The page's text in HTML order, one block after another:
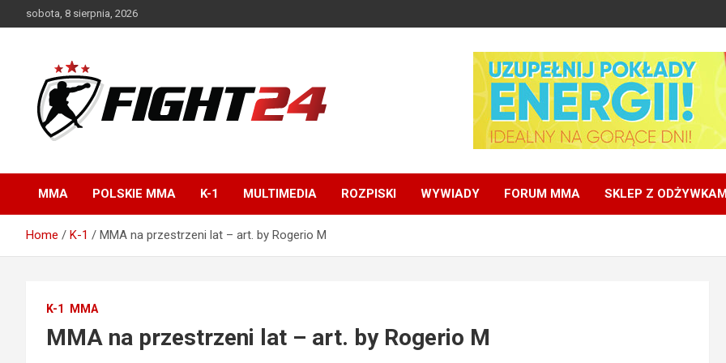
to
sobota, 8 sierpnia, 2026
K-1, UFC
MMA POLSKIE MMA K-1 MULTIMEDIA ROZPISKI WYWIADY FORUM MMA SKLEP Z
Home K-1 MMA na przestrzeni lat – art. by Rogerio M
K-1 MMA
MMA na przestrzeni lat – art. by Rogerio M